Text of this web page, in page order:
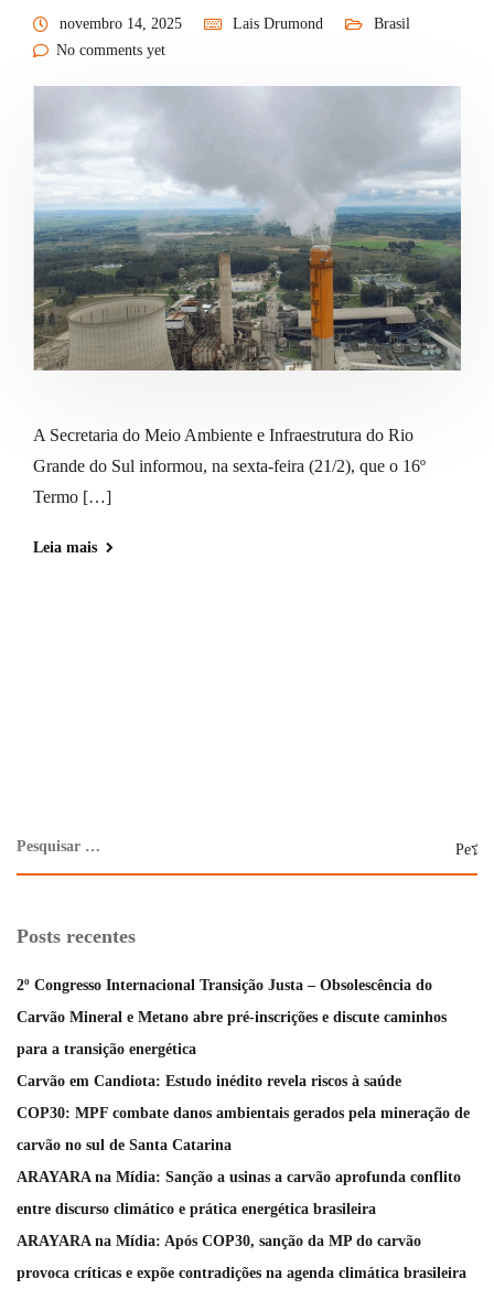
novembro 14, 2025 Lais Drumond
Brasil
No comments yet
A Secretaria do Meio Ambiente e Infraestrutura do Rio
Grande do Sul informou, na sexta-feira (21/2), que o 16º
Termo […]
Leia mais
Posts recentes
2º Congresso Internacional Transição Justa – Obsolescência do
Carvão Mineral e Metano abre pré-inscrições e discute caminhos
para a transição energética
Carvão em Candiota: Estudo inédito revela riscos à saúde
COP30: MPF combate danos ambientais gerados pela mineração de
carvão no sul de Santa Catarina
ARAYARA na Mídia: Sanção a usinas a carvão aprofunda conflito
entre discurso climático e prática energética brasileira
ARAYARA na Mídia: Após COP30, sanção da MP do carvão
provoca críticas e expõe contradições na agenda climática brasileira